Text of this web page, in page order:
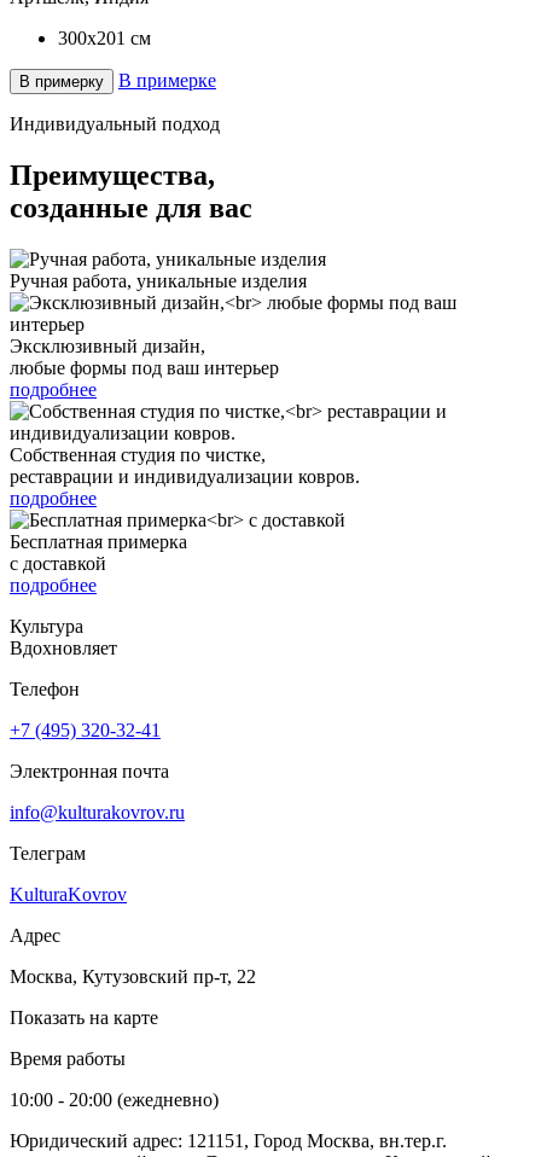
300x201 см
В примерку В примерке
Индивидуальный подход
Преимущества,
созданные для вас
Ручная работа, уникальные изделия
Эксклюзивный дизайн,
любые формы под ваш интерьер
подробнее
Собственная студия по чистке,
реставрации и индивидуализации ковров.
подробнее
Бесплатная примерка
с доставкой
подробнее
Культура
Вдохновляет
Телефон
+7 (495) 320-32-41
Электронная почта
info@kulturakovrov.ru
Телеграм
KulturaKovrov
Адрес
Москва, Кутузовский пр-т, 22
Показать на карте
Время работы
10:00 - 20:00 (ежедневно)
Юридический адрес: 121151, Город Москва, вн.тер.г.